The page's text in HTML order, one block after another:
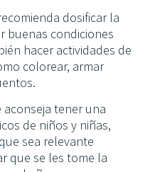
dosificar la
buenas condiciones
hacer actividades de
colorear, armar
aconseja tener una
de niños y niñas,
sea relevante
que se les tome la